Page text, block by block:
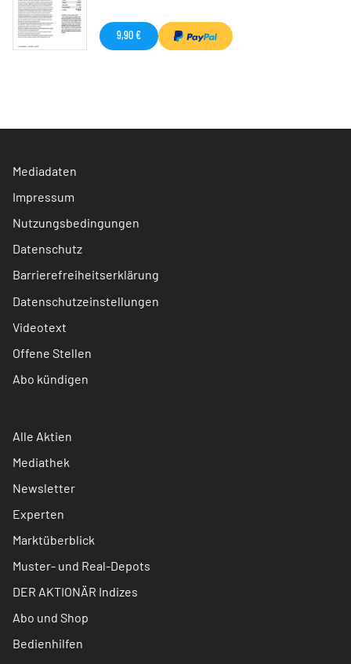
9,90 €
Mediadaten
Impressum
Nutzungsbedingungen
Datenschutz
Barrierefreiheitserklärung
Datenschutzeinstellungen
Videotext
Offene Stellen
Abo kündigen
Alle Aktien
Mediathek
Newsletter
Experten
Marktüberblick
Muster- und Real-Depots
DER AKTIONÄR Indizes
Abo und Shop
Bedienhilfen